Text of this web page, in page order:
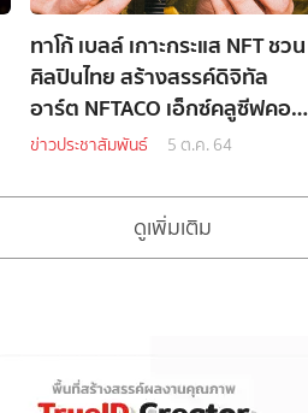
ทาโก้ เบลล์ เกาะกระแส NFT ชวน
ศิลปินไทย สร้างสรรค์ดิจิทัล
อาร์ต NFTACO เอ็กซ์คลูซีฟคอล
เลกชัน
ข่าวประชาสัมพันธ์ 5 ต.ค. 64
ดูเพิ่มเติม